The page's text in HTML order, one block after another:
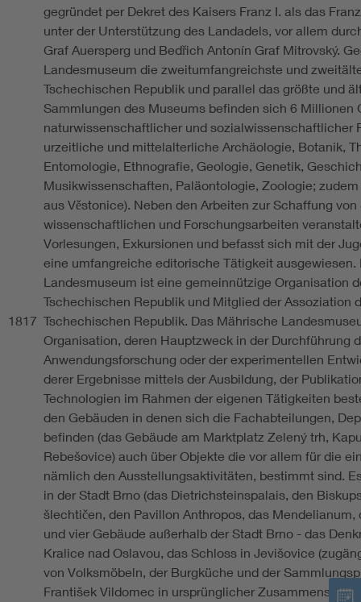
1817
gegründet per Dekret des Kaisers Franz I. als das
unter der Unterstützung des Landadels, vor allem
Graf Auersperg und Bedřich Antonín Graf Mitrovský.
Landesmuseum die zweitumfangreichste und
Tschechischen Republik und parallel das größte und
Sammlungen des Museums befinden sich 6 Millionen
naturwissenschaftlicher und sozialwissenschaftlicher
urzeitliche und mittelalterliche Archäologie, Botanik,
Entomologie, Ethnografie, Geologie, Genetik,
Musikwissenschaften, Paläontologie, Zoologie;
aus Věstonice). Neben den Arbeiten zur Schaffung
wissenschaftlichen und Forschungsarbeiten
Vorlesungen, Exkursionen und befasst sich mit der
eine umfangreiche editorische Tätigkeit ausgewiesen.
Landesmuseum ist eine gemeinnützige Organisation
Tschechischen Republik und Mitglied der Assoziation
Tschechischen Republik. Das Mährische
Organisation, deren Hauptzweck in der Durchführung
Anwendungsforschung oder der experimentellen
derer Ergebnisse mittels der Ausbildung, der
Technologien im Rahmen der eigenen Tätigkeiten
den Gebäuden in denen sich die Fachabteilungen,
befinden (das Gebäude am Marktplatz Zelený trh,
Rebešovice) auch über Objekte die vor allem für die
nämlich den Ausstellungsaktivitäten, bestimmt sind.
in der Stadt Brno (das Dietrichsteinspalais, den
šlechtičen, den Pavillon Anthropos, das Mendelianum,
und vier Gebäude außerhalb der Stadt Brno - das
Kralice nad Oslavou, das Schloss in Jevišovice
von Volksmöbeln, der Burgküche und der
František Vildomec in ursprünglicher